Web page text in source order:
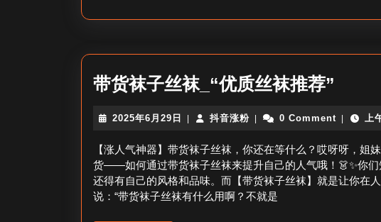
袜
带货袜子丝袜_“优质丝袜推荐”
袜
子
丝
袜
2025年6月29日
2025
6
月
29
日
抖音涨粉抖
涨
粉
0 Comment 上
【涨人气神器】带货袜子丝袜，你还在等什么？哎呀呀，姐
货——如何通过带货袜子丝袜来提升自己的人气哦！👗✨你们
还得有自己的风格和品味。而【带货袜子丝袜】就是让你在
说：“带货袜子丝袜有什么用啊？不就是